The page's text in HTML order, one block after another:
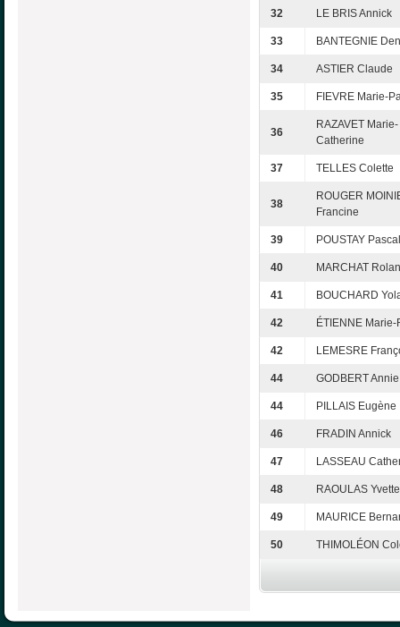
32 LE BRIS Annick
33 BANTEGNIE
34 ASTIER Claude
35 FIEVRE Marie-
36
RAZAVET Marie-
Catherine
37 TELLES Colette
38
ROUGER
Francine
39 POUSTAY Pascal
40 MARCHAT
41 BOUCHARD
42 ÉTIENNE
42 LEMESRE
44 GODBERT Annie
44 PILLAIS Eugène
46 FRADIN Annick
47 LASSEAU
48 RAOULAS Yvette
49 MAURICE
50 THIMOLÉON